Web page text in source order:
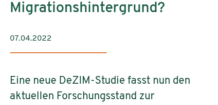
Migrationshintergrund?
07.04.2022
Eine neue DeZIM-Studie fasst nun den
aktuellen Forschungsstand zur